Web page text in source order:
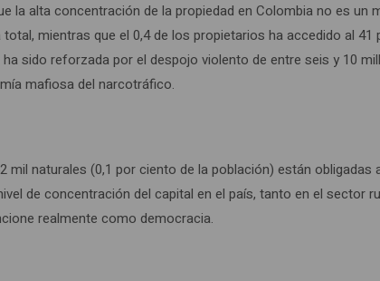
alta concentración de la propiedad en Colombia no es un
mientras que el 0,4 de los propietarios ha accedido al
sido reforzada por el despojo violento de entre seis y 10
mafiosa del narcotráfico.
naturales (0,1 por ciento de la población) están
de concentración del capital en el país, tanto en el sector
realmente como democracia.